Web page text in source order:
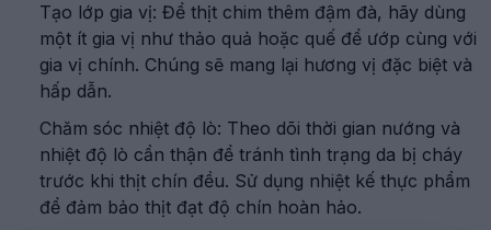
Tạo lớp gia vị: Để thịt chim thêm đậm đà, hãy dùng
một ít gia vị như thảo quả hoặc quế để ướp cùng với
gia vị chính. Chúng sẽ mang lại hương vị đặc biệt và
hấp dẫn.
Chăm sóc nhiệt độ lò: Theo dõi thời gian nướng và
nhiệt độ lò cẩn thận để tránh tình trạng da bị cháy
trước khi thịt chín đều. Sử dụng nhiệt kế thực phẩm
để đảm bảo thịt đạt độ chín hoàn hảo.